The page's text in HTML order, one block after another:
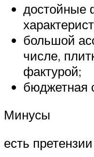
достойные
большой
числе,
фактурой;
бюджетная
Минусы
есть